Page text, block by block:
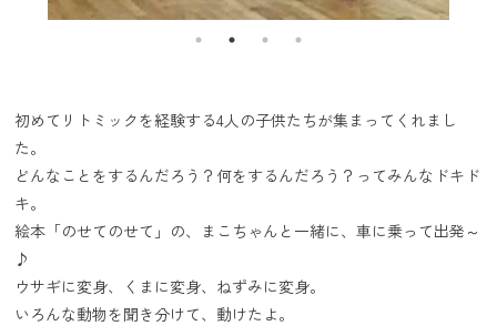
初めてリトミックを経験する4人の子供たちが集まってくれまし
た。
どんなことをするんだろう？何をするんだろう？ってみんなドキド
キ。
絵本「のせてのせて」の、まこちゃんと一緒に、車に乗って出発～
♪
ウサギに変身、くまに変身、ねずみに変身。
いろんな動物を聞き分けて、動けたよ。